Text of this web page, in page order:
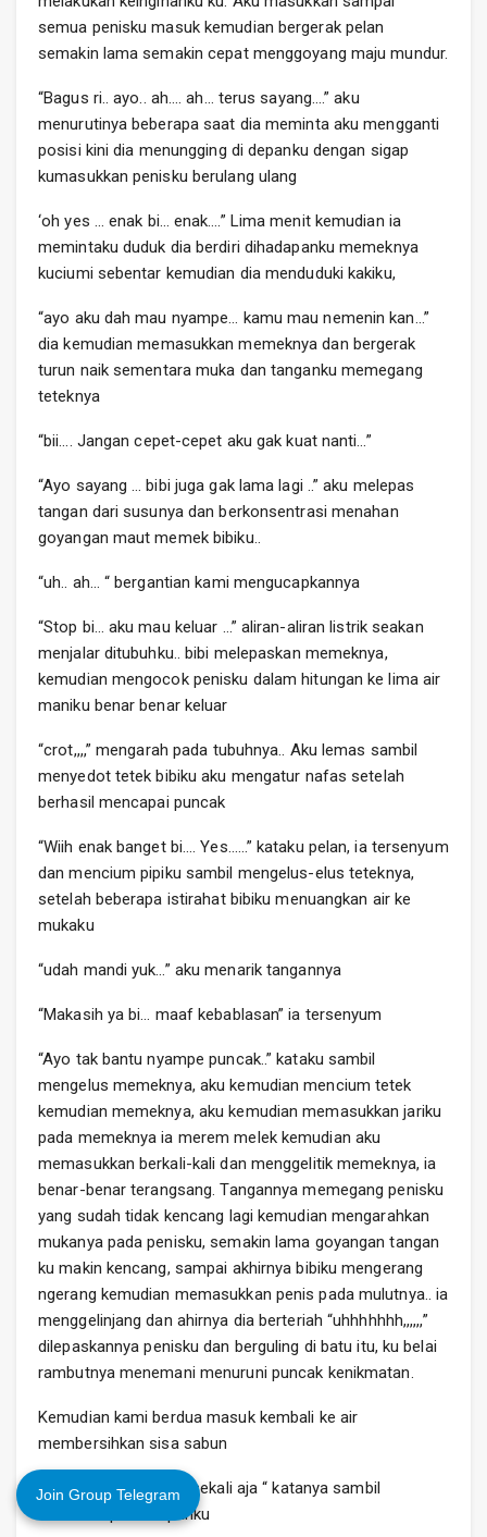
semua penisku masuk kemudian bergerak pelan
semakin lama semakin cepat menggoyang maju mundur.
“Bagus ri.. ayo.. ah…. ah… terus sayang….” aku
menurutinya beberapa saat dia meminta aku mengganti
posisi kini dia menungging di depanku dengan sigap
kumasukkan penisku berulang ulang
‘oh yes … enak bi… enak….” Lima menit kemudian ia
memintaku duduk dia berdiri dihadapanku memeknya
kuciumi sebentar kemudian dia menduduki kakiku,
“ayo aku dah mau nyampe… kamu mau nemenin kan…”
dia kemudian memasukkan memeknya dan bergerak
turun naik sementara muka dan tanganku memegang
teteknya
“bii…. Jangan cepet-cepet aku gak kuat nanti…”
“Ayo sayang … bibi juga gak lama lagi ..” aku melepas
tangan dari susunya dan berkonsentrasi menahan
goyangan maut memek bibiku..
“uh.. ah… “ bergantian kami mengucapkannya
“Stop bi… aku mau keluar …” aliran-aliran listrik seakan
menjalar ditubuhku.. bibi melepaskan memeknya,
kemudian mengocok penisku dalam hitungan ke lima air
maniku benar benar keluar
“crot,,,,” mengarah pada tubuhnya.. Aku lemas sambil
menyedot tetek bibiku aku mengatur nafas setelah
berhasil mencapai puncak
“Wiih enak banget bi…. Yes……” kataku pelan, ia tersenyum
dan mencium pipiku sambil mengelus-elus teteknya,
setelah beberapa istirahat bibiku menuangkan air ke
mukaku
“udah mandi yuk…” aku menarik tangannya
“Makasih ya bi… maaf kebablasan” ia tersenyum
“Ayo tak bantu nyampe puncak..” kataku sambil
mengelus memeknya, aku kemudian mencium tetek
kemudian memeknya, aku kemudian memasukkan jariku
pada memeknya ia merem melek kemudian aku
memasukkan berkali-kali dan menggelitik memeknya, ia
benar-benar terangsang. Tangannya memegang penisku
yang sudah tidak kencang lagi kemudian mengarahkan
mukanya pada penisku, semakin lama goyangan tangan
ku makin kencang, sampai akhirnya bibiku mengerang
ngerang kemudian memasukkan penis pada mulutnya.. ia
menggelinjang dan ahirnya dia berteriah “uhhhhhhh,,,,,,”
dilepaskannya penisku dan berguling di batu itu, ku belai
rambutnya menemani menuruni puncak kenikmatan.
Kemudian kami berdua masuk kembali ke air
membersihkan sisa sabun
“ Jangan diulang ya… sekali aja “ katanya sambil
mencubit paha depanku
Join Group Telegram